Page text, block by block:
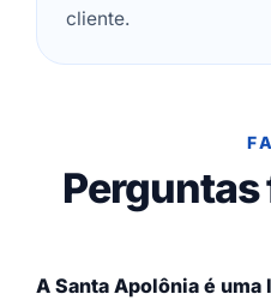
cliente.
A Santa Apolônia é